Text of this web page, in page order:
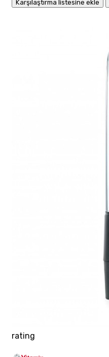
Karşılaştırma listesine ekle
rating